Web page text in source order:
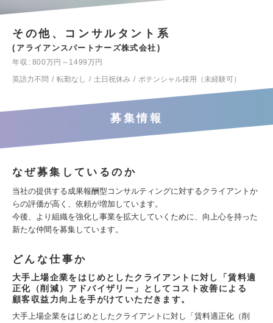
その他、コンサルタント系
アライアンスパートナーズ株式会社
年収
800万円～1499万円
英語力不問
転勤なし 土日祝休み ポテンシャル採用（未経験可）
募集情報
なぜ募集しているのか
当社の提供する成果報酬型コンサルティングに対するクライアントか
らの評価が高く、依頼が増加しています。
今後、より組織を強化し事業を拡大していくために、向上心を持った
新たな仲間を募集しています。
どんな仕事か
大手上場企業をはじめとしたクライアントに対し「賃料適
正化（削減）アドバイザリー」としてコスト改善による
顧客収益力向上を手がけていただきます。
大手上場企業をはじめとしたクライアントに対し「賃料適正化（削